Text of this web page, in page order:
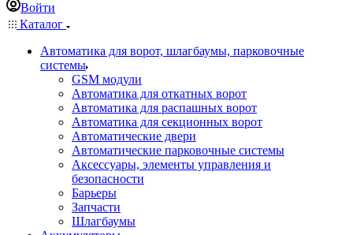
Войти
Каталог
Автоматика для ворот, шлагбаумы, парковочные
системы
GSM модули
Автоматика для откатных ворот
Автоматика для распашных ворот
Автоматика для секционных ворот
Автоматические двери
Автоматические парковочные системы
Аксессуары, элементы управления и
безопасности
Барьеры
Запчасти
Шлагбаумы